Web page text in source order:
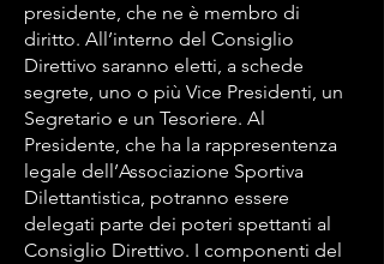
presidente, che ne è membro di
diritto. All’interno del Consiglio
Direttivo saranno eletti, a schede
segrete, uno o più Vice Presidenti, un
Segretario e un Tesoriere. Al
Presidente, che ha la rappresentenza
legale dell’Associazione Sportiva
Dilettantistica, potranno essere
delegati parte dei poteri spettanti al
Consiglio Direttivo. I componenti del